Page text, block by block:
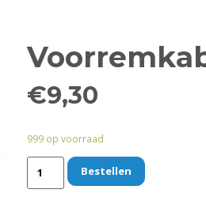
€9,30
999 op voorraad
Bestellen